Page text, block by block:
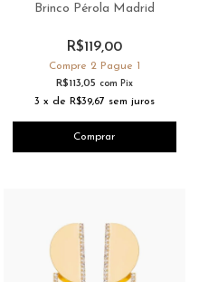
Brinco Pérola Madrid
R$119,00
Compre 2 Pague 1
R$113,05 com Pix
3 x de R$39,67 sem juros